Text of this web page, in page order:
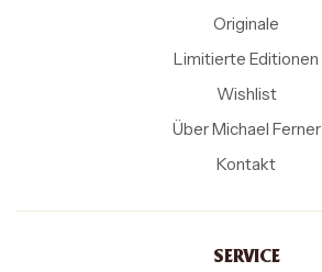
Originale
Limitierte Editionen
Wishlist
Über Michael Ferner
Kontakt
SERVICE